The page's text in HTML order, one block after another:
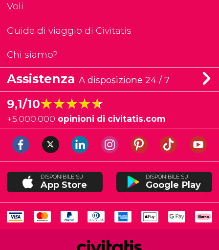
Voli
Guide di viaggio di Civitatis
Chi siamo?
Assistenza A disposizione 24 / 7
9,1/10★★★★★
★★★★★
+5.000.000 opinioni di civitatis.com
DISPONIBILE SU
App Store
DISPONIBILE SU
Google Play